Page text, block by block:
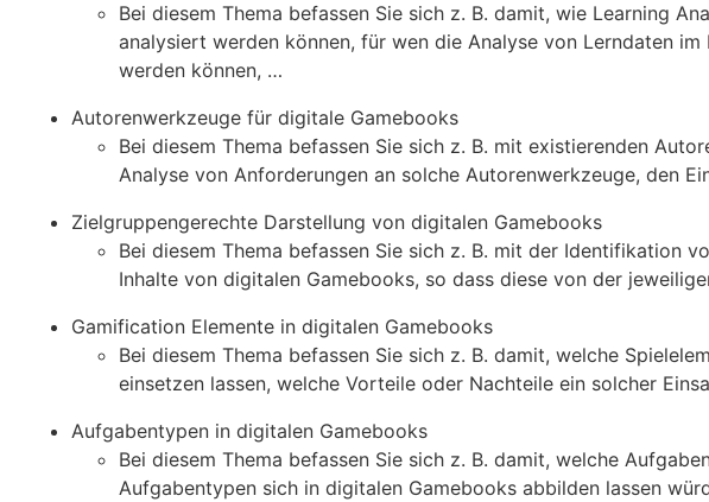
Bei diesem Thema befassen Sie sich z. B. damit, wie Learning
analysiert werden können, für wen die Analyse von Lerndaten
werden können, …
Autorenwerkzeuge für digitale Gamebooks
Bei diesem Thema befassen Sie sich z. B. mit existierenden
Analyse von Anforderungen an solche Autorenwerkzeuge, den
Zielgruppengerechte Darstellung von digitalen Gamebooks
Bei diesem Thema befassen Sie sich z. B. mit der Identifikation
Inhalte von digitalen Gamebooks, so dass diese von der
Gamification Elemente in digitalen Gamebooks
Bei diesem Thema befassen Sie sich z. B. damit, welche
einsetzen lassen, welche Vorteile oder Nachteile ein solcher
Aufgabentypen in digitalen Gamebooks
Bei diesem Thema befassen Sie sich z. B. damit, welche
Aufgabentypen sich in digitalen Gamebooks abbilden lassen